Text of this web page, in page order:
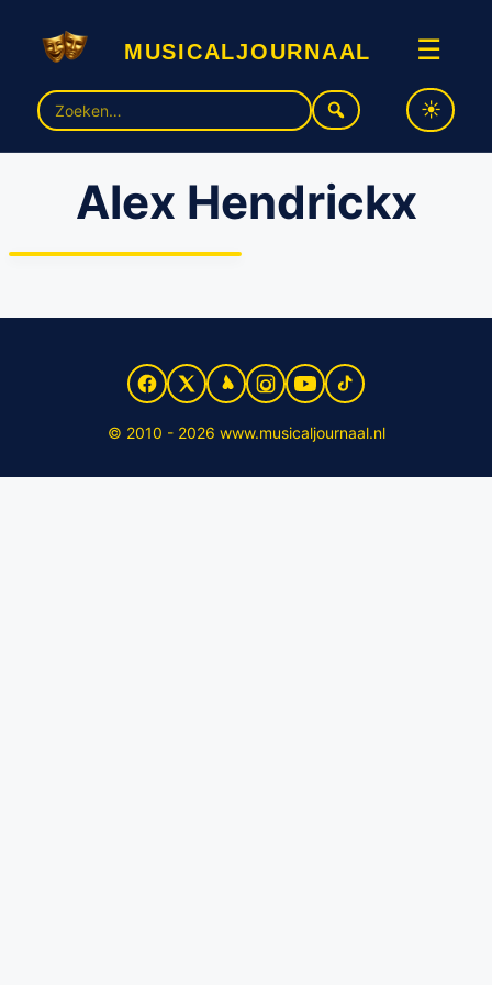
musicaljournaal ☰
Zoek
naar:
Alex Hendrickx
Tiende familievoorstelling
Pieter Kramer gaat over
© 2010 - 2026 www.musicaljournaal.nl